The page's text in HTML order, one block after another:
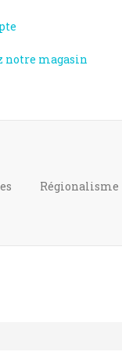
notre magasin
Régionalisme